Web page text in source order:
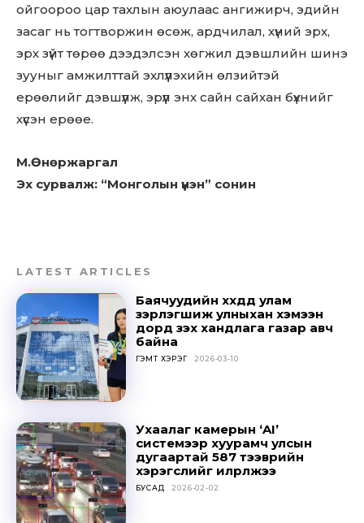
ойгоороо цар тахлын аюулаас ангижирч, эдийн
засаг нь тогтворжин өсөж, ардчилал, хүний эрх,
эрх зүйт төрөө дээдэлсэн хөгжил дэвшлийн шинэ
зууныг амжилттай эхлүүлэхийн өлзийтэй
ерөөлийг дэвшүүлж, эрүүл энх сайн сайхан бүхнийг
хүсэн ерөөе.
М.Өнөржаргал
Эх сурвалж: “Монголын үнэн” сонин
LATEST ARTICLES
Баячуудийн хүүхдүүд улам
зэрлэгшиж улныхан хэмээн
дорд үзэх хандлага газар авч
байна
ГЭМТ ХЭРЭГ 2026-03-10
Ухаалаг камерын ‘AI’
системээр хуурамч улсын
дугаартай 587 тээврийн
хэрэгслийг илрүүлжээ
БУСАД 2026-02-02